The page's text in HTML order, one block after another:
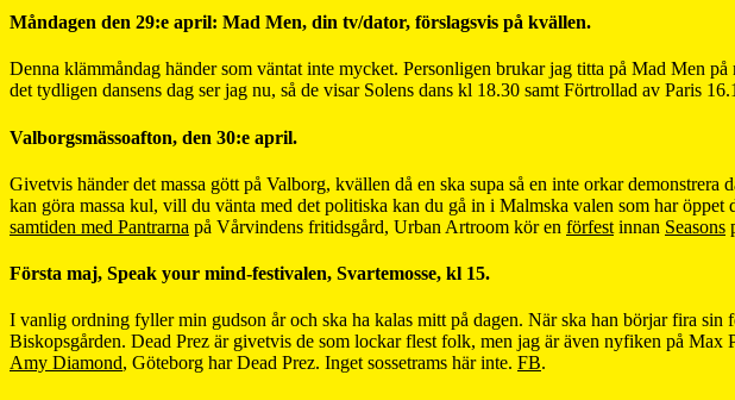
Måndagen den 29:e april: Mad Men, din tv/dator, förslagsvis på kvällen.
Denna klämmåndag händer som väntat inte mycket. Personligen brukar jag titta på Mad Men
det tydligen dansens dag ser jag nu, så de visar Solens dans kl 18.30 samt Förtrollad av Paris
Valborgsmässoafton, den 30:e april.
Givetvis händer det massa gött på Valborg, kvällen då en ska supa så en inte orkar
kan göra massa kul, vill du vänta med det politiska kan du gå in i Malmska valen som har öppet
samtiden med Pantrarna på Vårvindens fritidsgård, Urban Artroom kör en förfest innan Seasons
Första maj, Speak your mind-festivalen, Svartemosse, kl 15.
I vanlig ordning fyller min gudson år och ska ha kalas mitt på dagen. När ska han börjar fira
Biskopsgården. Dead Prez är givetvis de som lockar flest folk, men jag är även nyfiken på
Amy Diamond, Göteborg har Dead Prez. Inget sossetrams här inte. FB.